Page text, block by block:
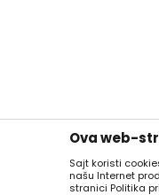
Ova web-
Sajt koristi
našu Internet
stranici Politika